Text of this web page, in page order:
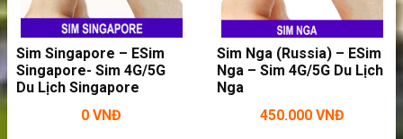
Sim Singapore – ESim
Singapore- Sim 4G/5G
Du Lịch Singapore
0 VNĐ
Sim Nga (Russia) – ESim
Nga – Sim 4G/5G Du Lịch
Nga
450.000 VNĐ